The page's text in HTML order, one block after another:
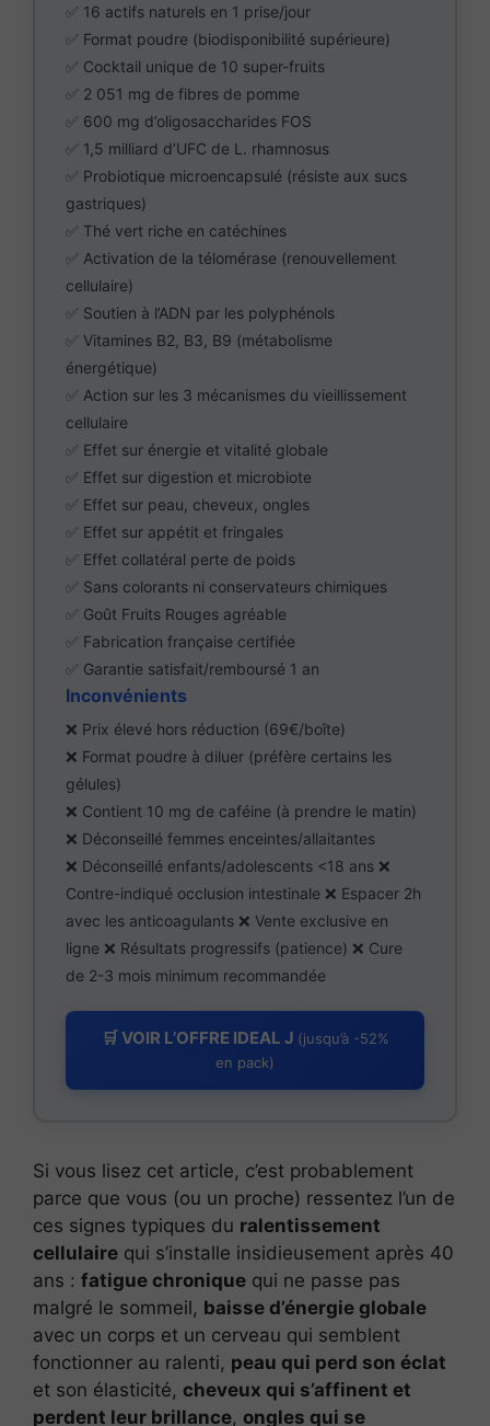
✅ 16 actifs naturels en 1 prise/jour
✅ Format poudre (biodisponibilité supérieure)
✅ Cocktail unique de 10 super-fruits
✅ 2 051 mg de fibres de pomme
✅ 600 mg d’oligosaccharides FOS
✅ 1,5 milliard d’UFC de L. rhamnosus
✅ Probiotique microencapsulé (résiste aux sucs
gastriques)
✅ Thé vert riche en catéchines
✅ Activation de la télomérase (renouvellement
cellulaire)
✅ Soutien à l’ADN par les polyphénols
✅ Vitamines B2, B3, B9 (métabolisme
énergétique)
✅ Action sur les 3 mécanismes du vieillissement
cellulaire
✅ Effet sur énergie et vitalité globale
✅ Effet sur digestion et microbiote
✅ Effet sur peau, cheveux, ongles
✅ Effet sur appétit et fringales
✅ Effet collatéral perte de poids
✅ Sans colorants ni conservateurs chimiques
✅ Goût Fruits Rouges agréable
✅ Fabrication française certifiée
✅ Garantie satisfait/remboursé 1 an
Inconvénients
❌ Prix élevé hors réduction (69€/boîte)
❌ Format poudre à diluer (préfère certains les
gélules)
❌ Contient 10 mg de caféine (à prendre le matin)
❌ Déconseillé femmes enceintes/allaitantes
❌ Déconseillé enfants/adolescents <18 ans ❌
Contre-indiqué occlusion intestinale ❌ Espacer 2h
avec les anticoagulants ❌ Vente exclusive en
ligne ❌ Résultats progressifs (patience) ❌ Cure
de 2-3 mois minimum recommandée
🛒 VOIR L’OFFRE IDEAL J (jusqu’à -52%
en pack)
Si vous lisez cet article, c’est probablement
parce que vous (ou un proche) ressentez l’un de
ces signes typiques du ralentissement
cellulaire qui s’installe insidieusement après 40
ans : fatigue chronique qui ne passe pas
malgré le sommeil, baisse d’énergie globale
avec un corps et un cerveau qui semblent
fonctionner au ralenti, peau qui perd son éclat
et son élasticité, cheveux qui s’affinent et
perdent leur brillance, ongles qui se